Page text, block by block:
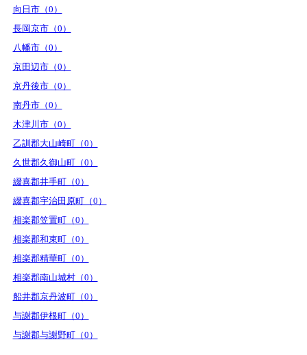
向日市（0）
長岡京市（0）
八幡市（0）
京田辺市（0）
京丹後市（0）
南丹市（0）
木津川市（0）
乙訓郡大山崎町（0）
久世郡久御山町（0）
綴喜郡井手町（0）
綴喜郡宇治田原町（0）
相楽郡笠置町（0）
相楽郡和束町（0）
相楽郡精華町（0）
相楽郡南山城村（0）
船井郡京丹波町（0）
与謝郡伊根町（0）
与謝郡与謝野町（0）